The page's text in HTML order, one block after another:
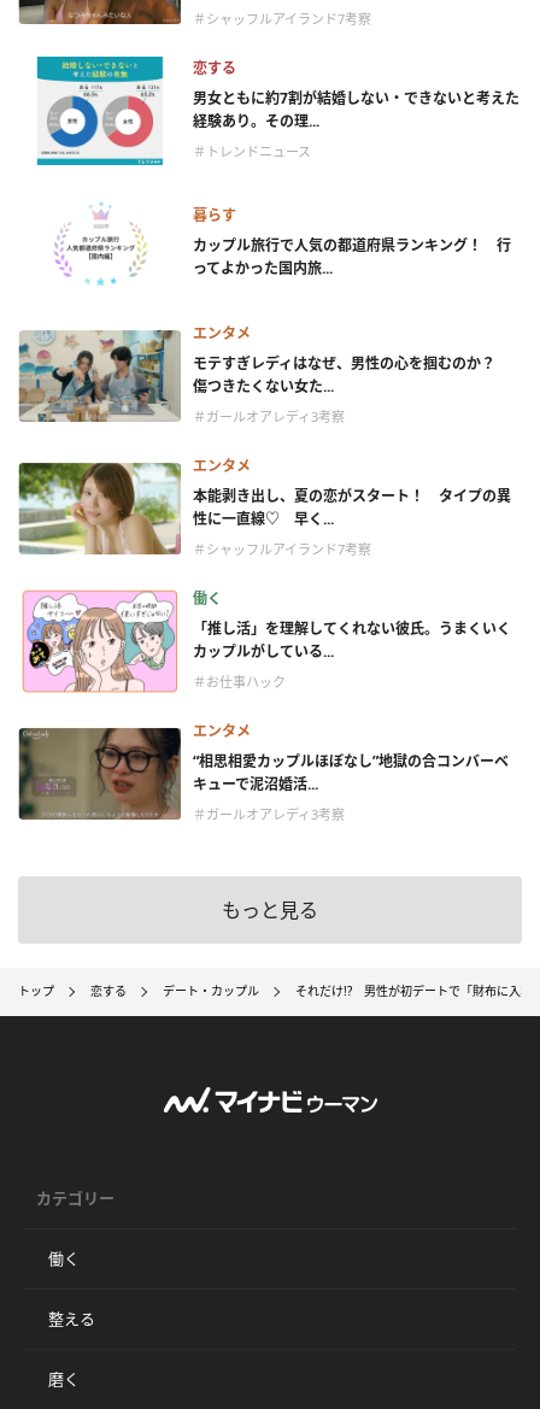
＃シャッフルアイランド7考察
恋する
男女ともに約7割が結婚しない・できないと考えた
経験あり。その理...
＃トレンドニュース
暮らす
カップル旅行で人気の都道府県ランキング！ 行
ってよかった国内旅...
エンタメ
モテすぎレディはなぜ、男性の心を掴むのか？
傷つきたくない女た...
＃ガールオアレディ3考察
エンタメ
本能剥き出し、夏の恋がスタート！ タイプの異
性に一直線♡ 早く...
＃シャッフルアイランド7考察
働く
「推し活」を理解してくれない彼氏。うまくいく
カップルがしている...
＃お仕事ハック
エンタメ
“相思相愛カップルほぼなし”地獄の合コンバーベ
キューで泥沼婚活...
＃ガールオアレディ3考察
もっと見る
トップ 恋する デート・カップル それだけ!? 男性が初デートで「財布に入
カテゴリー
働く
整える
磨く